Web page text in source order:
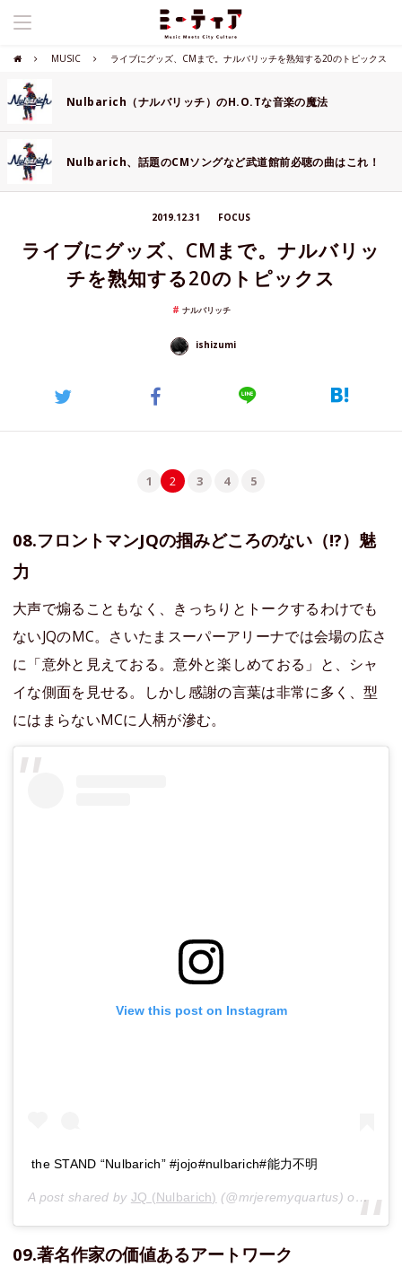
MUSIC ライブにグッズ、CMまで。ナルバリッチを熟知する20のトピックス
Nulbarich（ナルバリッチ）のH.O.Tな音楽の魔法
Nulbarich、話題のCMソングなど武道館前必聴の曲はこれ！
2019.12.31 FOCUS
ライブにグッズ、CMまで。ナルバリッ
チを熟知する20のトピックス
ナルバリッチ
ishizumi
1 2 3 4 5
08.フロントマンJQの掴みどころのない（!?）魅
力
大声で煽ることもなく、きっちりとトークするわけでも
ないJQのMC。さいたまスーパーアリーナでは会場の広さ
に「意外と見えておる。意外と楽しめておる」と、シャ
イな側面を見せる。しかし感謝の言葉は非常に多く、型
にはまらないMCに人柄が滲む。
View this post on Instagram
the STAND “Nulbarich” #jojo#nulbarich#能力不明
A post shared by JQ (Nulbarich) (@mrjeremyquartus) on Jun
09.著名作家の価値あるアートワーク